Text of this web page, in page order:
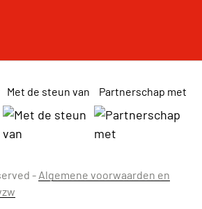
Met de steun van Partnerschap met
- Algemene voorwaarden en